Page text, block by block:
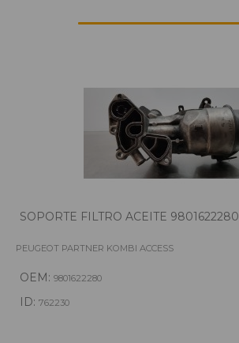
SOPORTE FILTRO ACEITE 9801622280
PEUGEOT PARTNER KOMBI ACCESS
OEM: 9801622280
ID: 762230